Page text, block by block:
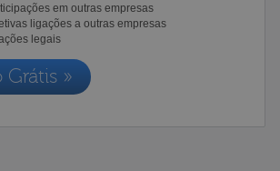
em outras empresas
ligações a outras empresas
legais
Grátis »